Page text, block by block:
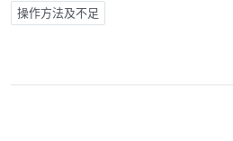
操作方法及不足